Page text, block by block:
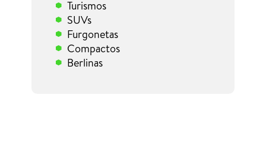
Turismos
SUVs
Furgonetas
Compactos
Berlinas